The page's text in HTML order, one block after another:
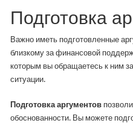
Подготовка
Важно иметь подготовленные
близкому за финансовой
которым вы обращаетесь к ним
ситуации.
Подготовка аргументов
обоснованности. Вы можете